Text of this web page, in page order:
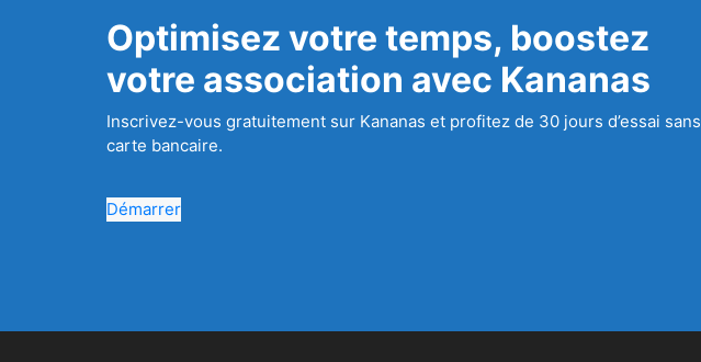
Optimisez votre temps, boostez
votre association avec Kananas
Inscrivez-vous gratuitement sur Kananas et profitez de 30 jours d’essai sans
carte bancaire.
Démarrer